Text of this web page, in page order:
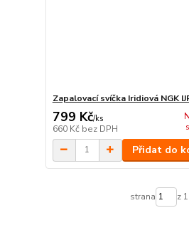
Zapalovací svíčka Iridiová NGK
799 Kč/ks
660 Kč bez DPH
Přidat do
strana z 1